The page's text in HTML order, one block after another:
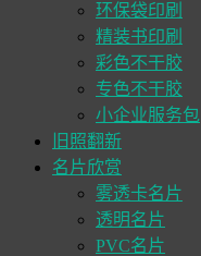
环保袋印刷
精装书印刷
彩色不干胶
专色不干胶
小企业服务包
旧照翻新
名片欣赏
雾透卡名片
透明名片
PVC名片